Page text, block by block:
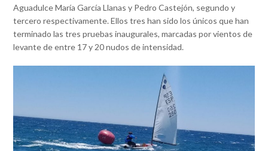
Aguadulce María García Llanas y Pedro Castejón, segundo y
tercero respectivamente. Ellos tres han sido los únicos que han
terminado las tres pruebas inaugurales, marcadas por vientos de
levante de entre 17 y 20 nudos de intensidad.